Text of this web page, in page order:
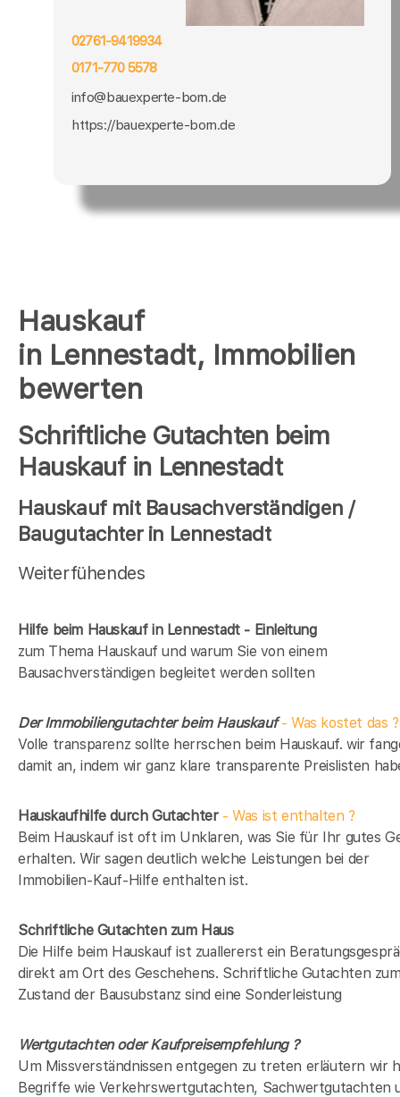
Hauskauf
in Lennestadt, Immobilien
bewerten
Schriftliche Gutachten beim
Hauskauf in Lennestadt
Hauskauf mit Bausachverständigen /
Baugutachter in Lennestadt
Weiterfühendes
Hilfe beim Hauskauf in Lennestadt - Einleitung
zum Thema Hauskauf und warum Sie von einem
Bausachverständigen begleitet werden sollten
Der Immobiliengutachter beim Hauskauf- Was kostet das ?
Volle transparenz sollte herrschen beim Hauskauf. wir
damit an, indem wir ganz klare transparente Preislisten
Hauskaufhilfe durch Gutachter- Was ist enthalten ?
Beim Hauskauf ist oft im Unklaren, was Sie für Ihr gutes
erhalten. Wir sagen deutlich welche Leistungen bei der
Immobilien-Kauf-Hilfe enthalten ist.
Schriftliche Gutachten zum Haus
Die Hilfe beim Hauskauf ist zuallererst ein
direkt am Ort des Geschehens. Schriftliche Gutachten
Zustand der Bausubstanz sind eine Sonderleistung
Wertgutachten oder Kaufpreisempfehlung ?
Um Missverständnissen entgegen zu treten erläutern wir
Begriffe wie Verkehrswertgutachten, Sachwertgutachten
02761-9419934
0171-770 5578
info@bauexperte-born.de
https://bauexperte-born.de